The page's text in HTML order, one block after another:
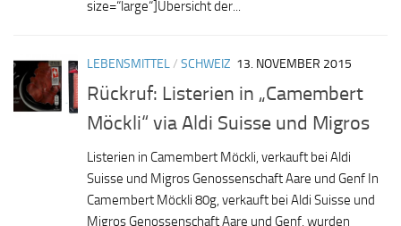
size=“large“]Übersicht der...
LEBENSMITTEL/ SCHWEIZ 13. NOVEMBER 2015
Rückruf: Listerien in „Camembert
Möckli“ via Aldi Suisse und Migros
Listerien in Camembert Möckli, verkauft bei Aldi
Suisse und Migros Genossenschaft Aare und Genf In
Camembert Möckli 80g, verkauft bei Aldi Suisse und
Migros Genossenschaft Aare und Genf, wurden